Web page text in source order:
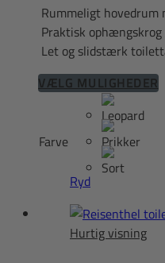
Rummeligt hovedrum
Praktisk
Let og slidstærk
VÆLG MULIGHEDER
Farve
Ryd
Hurtig visning